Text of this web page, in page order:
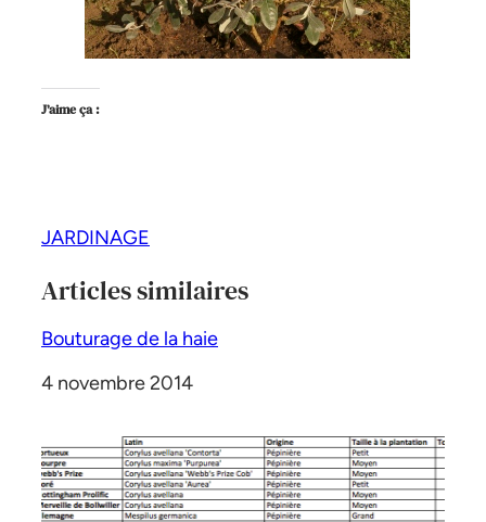
J’aime ça :
JARDINAGE
Articles similaires
Bouturage de la haie
Date
4 novembre 2014